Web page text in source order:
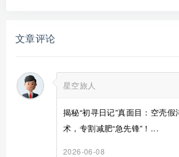
文章评论
星空旅人
揭秘“初寻日记”真面目：空壳
术，专割减肥“急先锋”！...
2026-06-08